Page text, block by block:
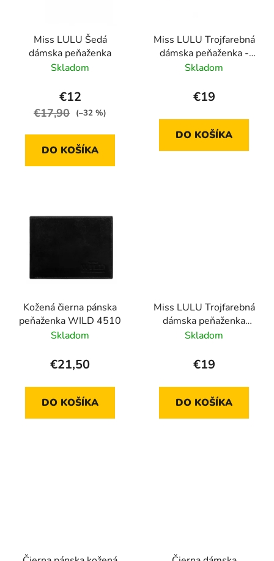
Miss LULU Šedá
dámska peňaženka
Skladom
€12
€17,90 (–32 %)
DO KOŠÍKA
Miss LULU Trojfarebná
dámska peňaženka -
azúr
Skladom
€19
DO KOŠÍKA
Kožená čierna pánska
peňaženka WILD 4510
Skladom
€21,50
DO KOŠÍKA
Miss LULU Trojfarebná
dámska peňaženka
ružová
Skladom
€19
DO KOŠÍKA